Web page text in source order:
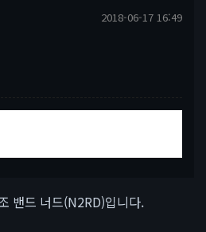
2018-06-17 16:49
밴드 너드(N2RD)입니다.